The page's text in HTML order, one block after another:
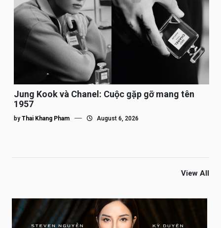
Jung Kook và Chanel: Cuộc gặp gỡ mang tên
1957
by Thai Khang Pham August 6, 2026
View All